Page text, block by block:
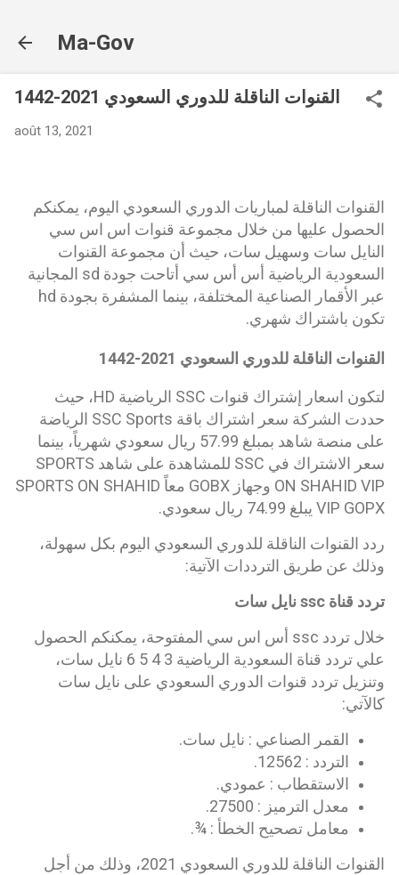
Ma-Gov
القنوات الناقلة للدوري السعودي 2021-1442
août 13, 2021
القنوات الناقلة لمباريات الدوري السعودي اليوم، يمكنكم
الحصول عليها من خلال مجموعة قنوات اس اس سي
النايل سات وسهيل سات، حيث أن مجموعة القنوات
السعودية الرياضية أس أس سي أتاحت جودة sd المجانية
عبر الأقمار الصناعية المختلفة، بينما المشفرة بجودة hd
تكون باشتراك شهري.
القنوات الناقلة للدوري السعودي 2021-1442
لتكون اسعار إشتراك قنوات SSC الرياضية HD، حيث
حددت الشركة سعر اشتراك باقة SSC Sports الرياضة
على منصة شاهد بمبلغ 57.99 ريال سعودي شهرياً، بينما
سعر الاشتراك في SSC للمشاهدة على شاهد SPORTS
ON SHAHID VIP وجهاز GOBX معاً SPORTS ON SHAHID
VIP GOPX يبلغ 74.99 ريال سعودي.
ردد القنوات الناقلة للدوري السعودي اليوم بكل سهولة،
وذلك عن طريق الترددات الآتية:
تردد قناة ssc نايل سات
خلال تردد ssc أس اس سي المفتوحة، يمكنكم الحصول
علي تردد قناة السعودية الرياضية 3 4 5 6 نايل سات،
وتنزيل تردد قنوات الدوري السعودي على نايل سات
كالآتي:
القمر الصناعي : نايل سات.
التردد : 12562.
الاستقطاب : عمودي.
معدل الترميز : 27500.
معامل تصحيح الخطأ : ¾.
القنوات الناقلة للدوري السعودي 2021، وذلك من أجل